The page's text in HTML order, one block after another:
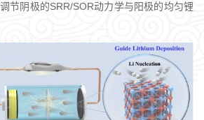
节阴极的SRR/SOR动力学与阳极的均匀锂